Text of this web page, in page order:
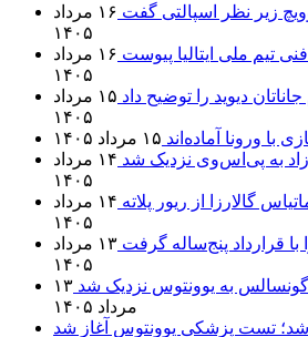
زیر نظر اسپالتی گفت
۱۶ مرداد
۱۴۰۵
تیم ملی ایتالیا پیوست
۱۶ مرداد
۱۴۰۵
دیوید را توضیح داد
۱۵ مرداد
۱۴۰۵
با ورونا آماده‌اند ۱۵ مرداد ۱۴۰۵
آزاد به پی‌اس‌وی نزدیک شد
۱۴ مرداد
۱۴۰۵
گالارزا از ریور پلاته
۱۴ مرداد
۱۴۰۵
با قرارداد پنج‌ساله گرفت
۱۳ مرداد
۱۴۰۵
گونسالس به یوونتوس نزدیک شد ۱۳
مرداد ۱۴۰۵
شد؛ تست پزشکی یوونتوس آغاز شد